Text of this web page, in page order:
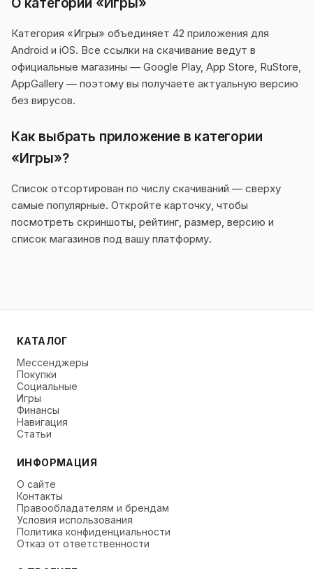
Категория «Игры» объединяет 42 приложения для
Android и iOS. Все ссылки на скачивание ведут в
официальные магазины — Google Play, App Store, RuStore,
AppGallery — поэтому вы получаете актуальную версию
без вирусов.
Как выбрать приложение в категории
«Игры»?
Список отсортирован по числу скачиваний — сверху
самые популярные. Откройте карточку, чтобы
посмотреть скриншоты, рейтинг, размер, версию и
список магазинов под вашу платформу.
КАТАЛОГ
Мессенджеры
Покупки
Социальные
Игры
Финансы
Навигация
Статьи
ИНФОРМАЦИЯ
О сайте
Контакты
Правообладателям и брендам
Условия использования
Политика конфиденциальности
Отказ от ответственности